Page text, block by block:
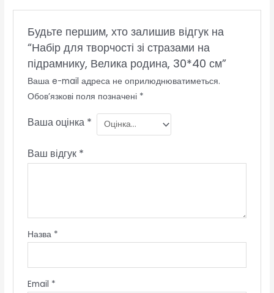
Будьте першим, хто залишив відгук на
“Набір для творчості зі стразами на
підрамнику, Велика родина, 30*40 см”
Ваша e-mail адреса не оприлюднюватиметься.
Обов’язкові поля позначені *
Ваша оцінка *
Ваш відгук *
Назва *
Email *